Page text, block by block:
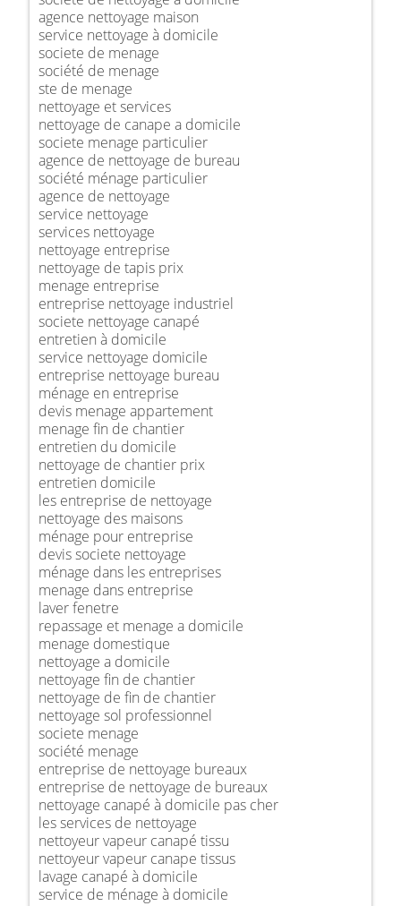
agence nettoyage maison
service nettoyage à domicile
societe de menage
société de menage
ste de menage
nettoyage et services
nettoyage de canape a domicile
societe menage particulier
agence de nettoyage de bureau
société ménage particulier
agence de nettoyage
service nettoyage
services nettoyage
nettoyage entreprise
nettoyage de tapis prix
menage entreprise
entreprise nettoyage industriel
societe nettoyage canapé
entretien à domicile
service nettoyage domicile
entreprise nettoyage bureau
ménage en entreprise
devis menage appartement
menage fin de chantier
entretien du domicile
nettoyage de chantier prix
entretien domicile
les entreprise de nettoyage
nettoyage des maisons
ménage pour entreprise
devis societe nettoyage
ménage dans les entreprises
menage dans entreprise
laver fenetre
repassage et menage a domicile
menage domestique
nettoyage a domicile
nettoyage fin de chantier
nettoyage de fin de chantier
nettoyage sol professionnel
societe menage
société menage
entreprise de nettoyage bureaux
entreprise de nettoyage de bureaux
nettoyage canapé à domicile pas cher
les services de nettoyage
nettoyeur vapeur canapé tissu
nettoyeur vapeur canape tissus
lavage canapé à domicile
service de ménage à domicile